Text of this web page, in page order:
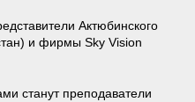
Актюбинского
и фирмы Sky Vision
станут преподаватели